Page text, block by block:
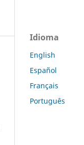
Idioma
English
Español
Français
Português